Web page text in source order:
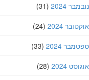
2024
(31)
2024
(24)
2024
(33)
2024
(28)